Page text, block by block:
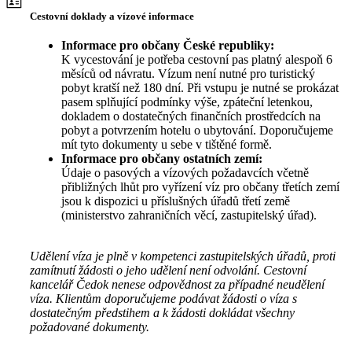
Cestovní doklady a vízové informace
Informace pro občany České republiky:
K vycestování je potřeba cestovní pas platný alespoň 6
měsíců od návratu. Vízum není nutné pro turistický
pobyt kratší než 180 dní. Při vstupu je nutné se prokázat
pasem splňující podmínky výše, zpáteční letenkou,
dokladem o dostatečných finančních prostředcích na
pobyt a potvrzením hotelu o ubytování. Doporučujeme
mít tyto dokumenty u sebe v tištěné formě.
Informace pro občany ostatních zemí:
Údaje o pasových a vízových požadavcích včetně
přibližných lhůt pro vyřízení víz pro občany třetích zemí
jsou k dispozici u příslušných úřadů třetí země
(ministerstvo zahraničních věcí, zastupitelský úřad).
Udělení víza je plně v kompetenci zastupitelských úřadů, proti
zamítnutí žádosti o jeho udělení není odvolání. Cestovní
kancelář Čedok nenese odpovědnost za případné neudělení
víza. Klientům doporučujeme podávat žádosti o víza s
dostatečným předstihem a k žádosti dokládat všechny
požadované dokumenty.